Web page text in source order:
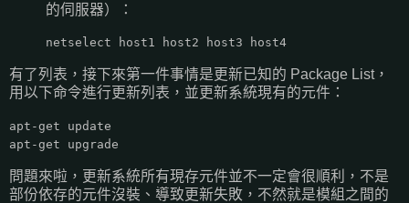
的伺服器）：
netselect host1 host2 host3 host4
有了列表，接下來第一件事情是更新已知的 Package List，
用以下命令進行更新列表，並更新系統現有的元件：
apt-get update
apt-get upgrade
問題來啦，更新系統所有現存元件並不一定會很順利，不是
部份依存的元件沒裝、導致更新失敗，不然就是模組之間的